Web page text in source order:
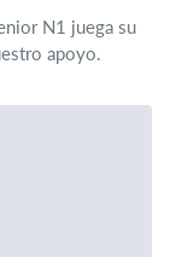
N1 juega su
apoyo.